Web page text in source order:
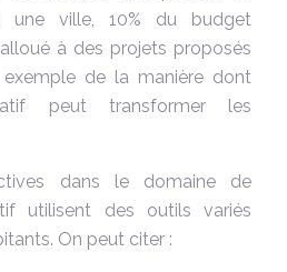
une ville, 10% du budget
à des projets proposés
de la manière dont
peut transformer les
dans le domaine de
utilisent des outils variés
On peut citer :